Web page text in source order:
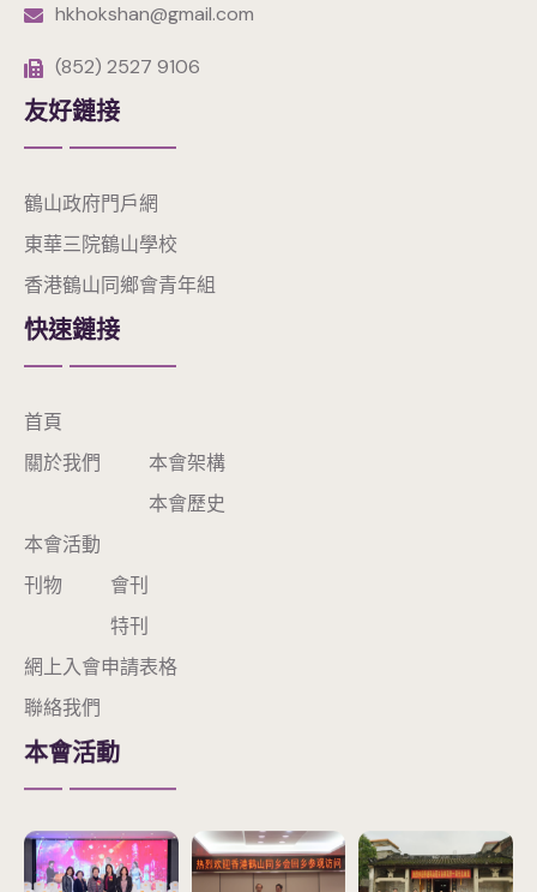
hkhokshan@gmail.com
(852) 2527 9106
友好鏈接
鶴山政府門戶網
東華三院鶴山學校
香港鶴山同鄉會青年組
快速鏈接
首頁
關於我們
本會架構
本會歷史
本會活動
刊物
會刊
特刊
網上入會申請表格
聯絡我們
本會活動